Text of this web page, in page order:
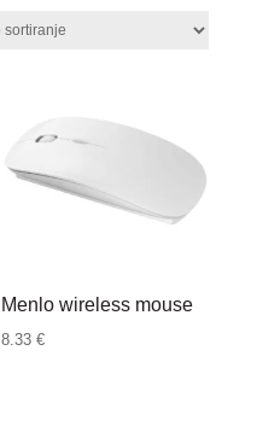
Menlo wireless mouse
8.33€